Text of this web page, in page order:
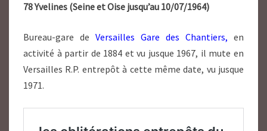
78 Yvelines (Seine et Oise jusqu’au 10/07/1964)
Bureau-gare de Versailles Gare des Chantiers, en
activité à partir de 1884 et vu jusque 1967, il mute en
Versailles R.P. entrepôt à cette même date, vu jusque
1971.